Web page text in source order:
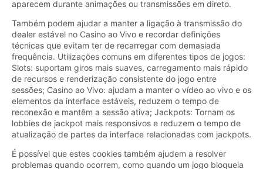
aparecem durante animações ou transmissões em direto.
Também podem ajudar a manter a ligação à transmissão do
dealer estável no Casino ao Vivo e recordar definições
técnicas que evitam ter de recarregar com demasiada
frequência. Utilizações comuns em diferentes tipos de jogos:
Slots: suportam giros mais suaves, carregamento mais rápido
de recursos e renderização consistente do jogo entre
sessões; Casino ao Vivo: ajudam a manter o vídeo ao vivo e os
elementos da interface estáveis, reduzem o tempo de
reconexão e mantêm a sessão ativa; Jackpots: Tornam os
lobbies de jackpot mais responsivos e reduzem o tempo de
atualização de partes da interface relacionadas com jackpots.
É possível que estes cookies também ajudem a resolver
problemas quando ocorrem, como quando um jogo bloqueia